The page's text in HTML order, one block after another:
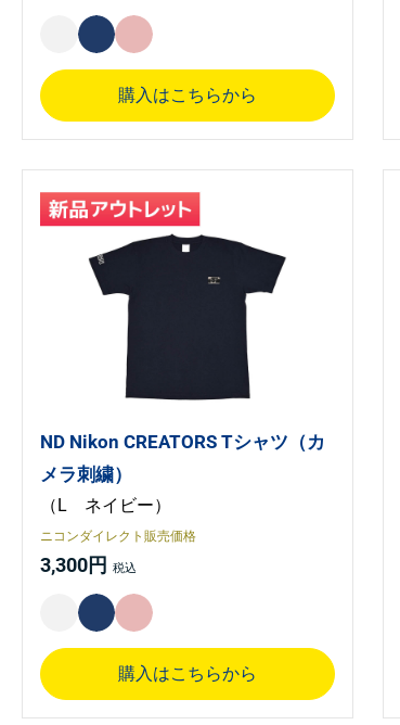
購入はこちらから
ND Nikon CREATORS Tシャツ（カ
メラ刺繍）
（L ネイビー）
ニコンダイレクト販売価格
3,300円
購入はこちらから